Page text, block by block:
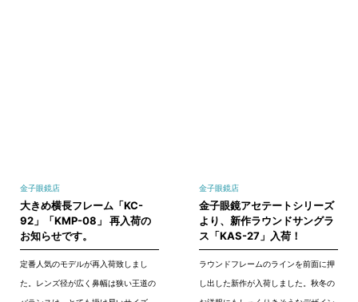
金子眼鏡店
大きめ横長フレーム「KC-
92」「KMP-08」 再入荷の
お知らせです。
定番人気のモデルが再入荷致しまし
た。レンズ径が広く鼻幅は狭い王道の
金子眼鏡店
金子眼鏡アセテートシリーズ
より、新作ラウンドサングラ
ス「KAS-27」入荷！
ラウンドフレームのラインを前面に押
し出した新作が入荷しました。秋冬の